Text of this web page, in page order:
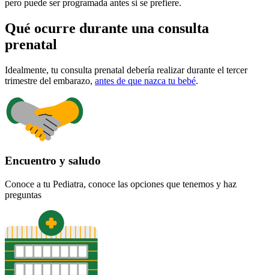
pero puede ser programada antes si se prefiere.
Qué ocurre durante una consulta
prenatal
Idealmente, tu consulta prenatal debería realizar durante el tercer
trimestre del embarazo, antes de que nazca tu bebé.
Encuentro y saludo
Conoce a tu Pediatra, conoce las opciones que tenemos y haz
preguntas